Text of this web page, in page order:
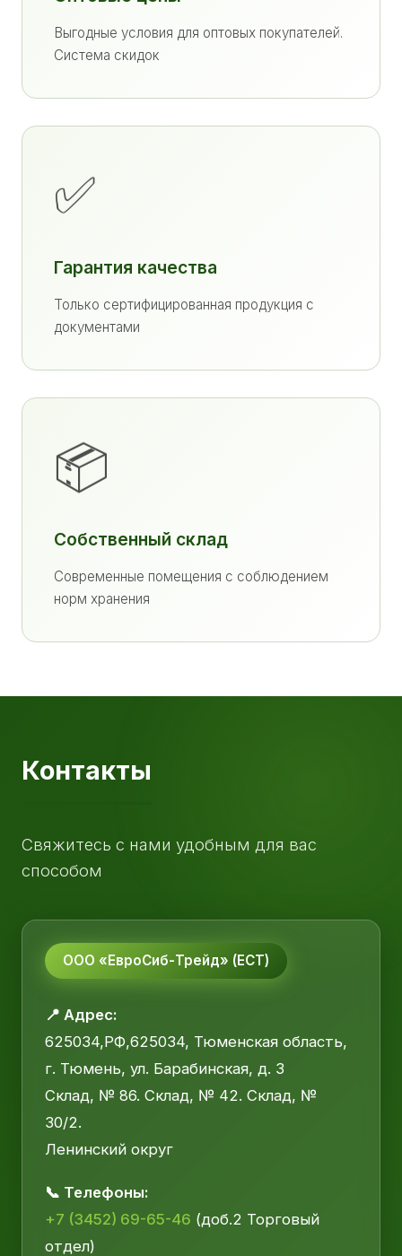
Выгодные условия для оптовых покупателей.
Система скидок
✅
Гарантия качества
Только сертифицированная продукция с
документами
📦
Собственный склад
Современные помещения с соблюдением
норм хранения
Контакты
Свяжитесь с нами удобным для вас
способом
ООО «ЕвроСиб-Трейд» (ЕСТ)
📍 Адрес:
625034,РФ,625034, Тюменская область,
г. Тюмень, ул. Барабинская, д. 3
Склад, № 86. Склад, № 42. Склад, №
30/2.
Ленинский округ
📞 Телефоны:
+7 (3452) 69-65-46 (доб.2 Торговый
отдел)